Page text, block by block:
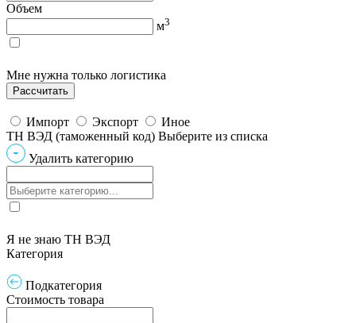
Объем
м3
Мне нужна только логистика
Импорт Экспорт
Иное
ТН ВЭД (таможенный код) Выберите из списка
Удалить категорию
Я не знаю ТН ВЭД
Категория
Подкатегория
Стоимость товара